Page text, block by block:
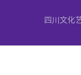
四川文化